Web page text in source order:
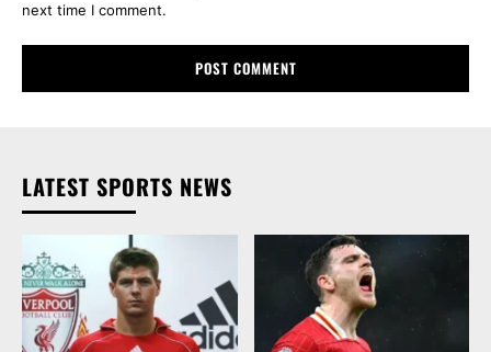
next time I comment.
LATEST SPORTS NEWS